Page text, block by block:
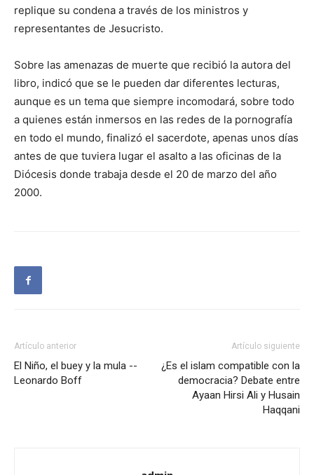
replique su condena a través de los ministros y
representantes de Jesucristo.
Sobre las amenazas de muerte que recibió la autora del
libro, indicó que se le pueden dar diferentes lecturas,
aunque es un tema que siempre incomodará, sobre todo
a quienes están inmersos en las redes de la pornografía
en todo el mundo, finalizó el sacerdote, apenas unos días
antes de que tuviera lugar el asalto a las oficinas de la
Diócesis donde trabaja desde el 20 de marzo del año
2000.
Artículo anterior
El Niño, el buey y la mula --
Leonardo Boff
Artículo siguiente
¿Es el islam compatible con la
democracia? Debate entre
Ayaan Hirsi Ali y Husain
Haqqani